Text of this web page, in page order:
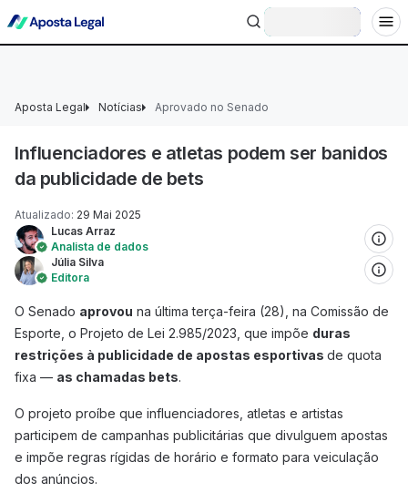
+18 Ministério da Fazenda adverte: aposta não é investimento.
Aposta Legal Notícias Aprovado no Senado
Influenciadores e atletas podem ser banidos
da publicidade de bets
Atualizado: 29 Mai 2025
Lucas Arraz
Analista de dados
Júlia Silva
Editora
O Senado aprovou na última terça-feira (28), na Comissão de
Esporte, o Projeto de Lei 2.985/2023, que impõe duras
restrições à publicidade de apostas esportivas de quota
fixa — as chamadas bets.
O projeto proíbe que influenciadores, atletas e artistas
participem de campanhas publicitárias que divulguem apostas
e impõe regras rígidas de horário e formato para veiculação
dos anúncios.